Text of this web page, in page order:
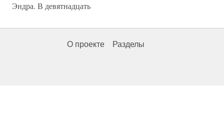
Эндра. В девятнадцать
О проекте Разделы